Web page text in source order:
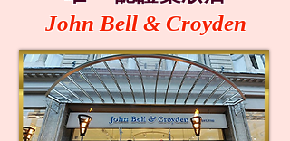
John Bell & Croyden